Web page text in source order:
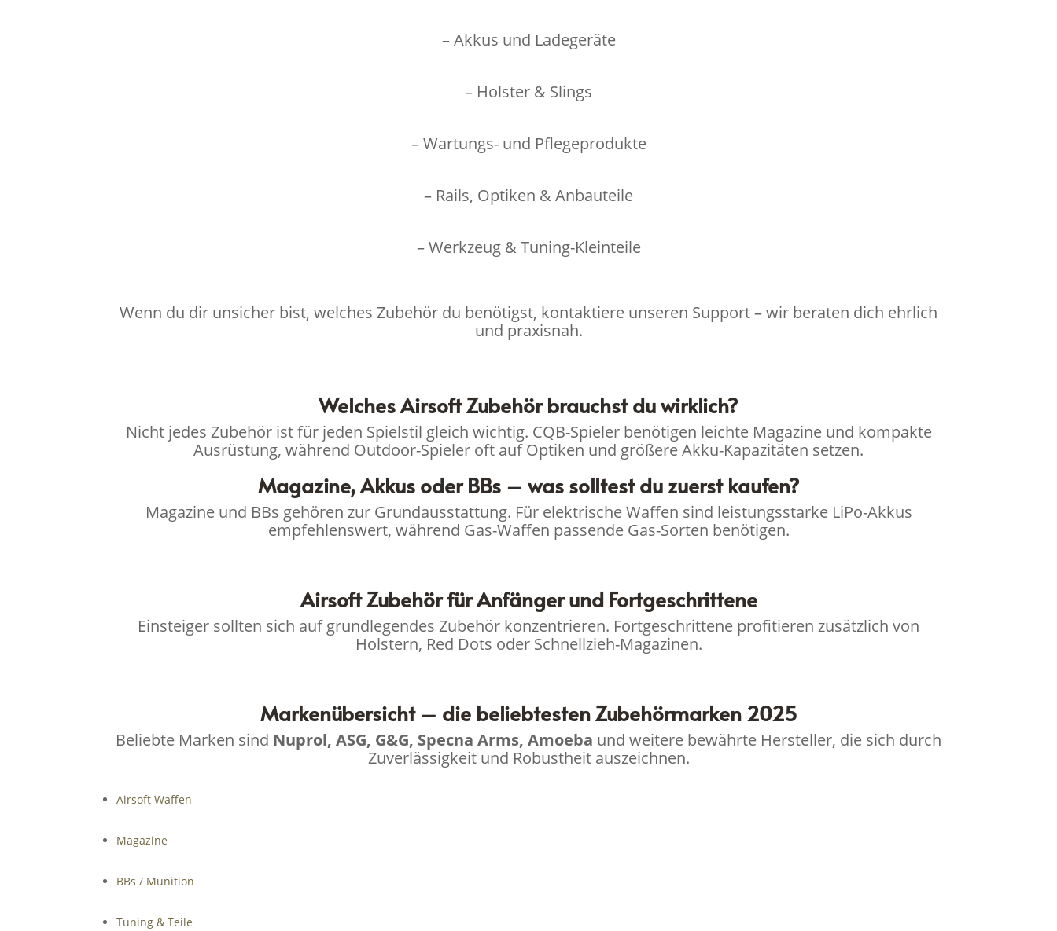
– Akkus und Ladegeräte
– Holster & Slings
– Wartungs- und Pflegeprodukte
– Rails, Optiken & Anbauteile
– Werkzeug & Tuning-Kleinteile
Wenn du dir unsicher bist, welches Zubehör du benötigst, kontaktiere unseren Support – wir beraten dich ehrlich
und praxisnah.
Welches Airsoft Zubehör brauchst du wirklich?
Nicht jedes Zubehör ist für jeden Spielstil gleich wichtig. CQB-Spieler benötigen leichte Magazine und kompakte
Ausrüstung, während Outdoor-Spieler oft auf Optiken und größere Akku-Kapazitäten setzen.
Magazine, Akkus oder BBs – was solltest du zuerst kaufen?
Magazine und BBs gehören zur Grundausstattung. Für elektrische Waffen sind leistungsstarke LiPo-Akkus
empfehlenswert, während Gas-Waffen passende Gas-Sorten benötigen.
Airsoft Zubehör für Anfänger und Fortgeschrittene
Einsteiger sollten sich auf grundlegendes Zubehör konzentrieren. Fortgeschrittene profitieren zusätzlich von
Holstern, Red Dots oder Schnellzieh-Magazinen.
Markenübersicht – die beliebtesten Zubehörmarken 2025
Beliebte Marken sind Nuprol, ASG, G&G, Specna Arms, Amoeba und weitere bewährte Hersteller, die sich durch
Zuverlässigkeit und Robustheit auszeichnen.
Airsoft Waffen
Magazine
BBs / Munition
Tuning & Teile